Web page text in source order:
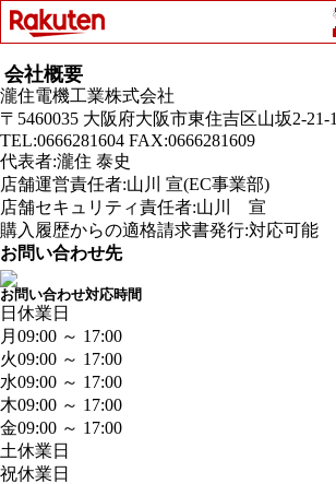
会社概要
瀧住電機工業株式会社
〒5460035 大阪府大阪市東住吉区山坂2-21-
TEL:0666281604 FAX:0666281609
代表者:瀧住 泰史
店舗運営責任者:山川 宣(EC事業部)
店舗セキュリティ責任者:山川 宣
購入履歴からの適格請求書発行:対応可能
お問い合わせ先
お問い合わせ対応時間
日 休業日
月 09:00 ～ 17:00
火09:00 ～ 17:00
水09:00 ～ 17:00
木09:00 ～ 17:00
金09:00 ～ 17:00
土休業日
祝休業日